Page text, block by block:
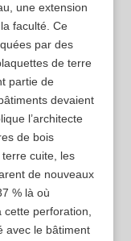
une extension
faculté. Ce
par des
de terre
partie de
devaient
l’architecte
de bois
cuite, les
de nouveaux
% là où
cette perforation,
avec le bâtiment